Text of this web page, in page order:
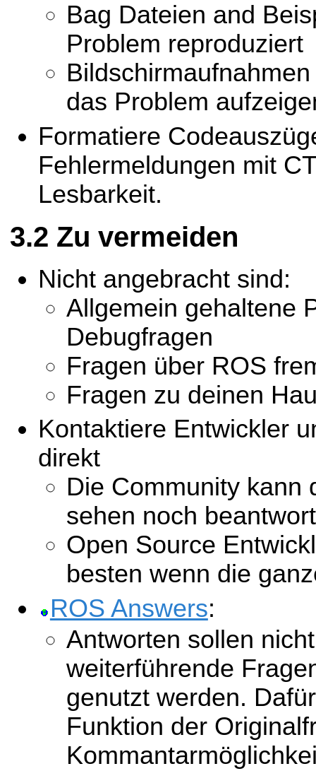
Bag Dateien and
Problem reproduziert
das Problem
Formatiere
Fehlermeldungen mit
Lesbarkeit.
Zu vermeiden
Nicht angebracht sind:
Allgemein gehaltene
Debugfragen
Fragen über ROS
Fragen zu deinen
Kontaktiere Entwickler
direkt
Die Community kann
sehen noch
Open Source
besten wenn die
ROS Answers:
Antworten sollen
weiterführende
genutzt werden.
Funktion der